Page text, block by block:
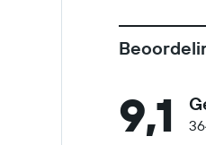
9,1